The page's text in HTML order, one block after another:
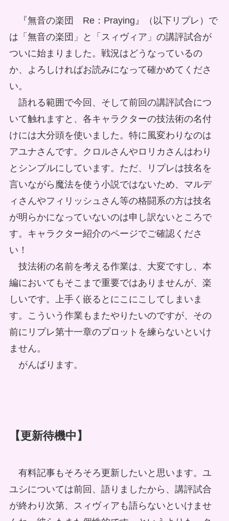
『無音の楽団 Re：Praying』（以下リプレ）で
は「無音の楽団」と「スィヴィア」の講評試合が
ついに始まりました。戦況はどうなっているの
か、よろしければお読みになって確かめてくださ
い。
語れる範囲で今回、そして前回の講評試合につ
いて触れますと、各キャラクターの技法術の名付
けには大分頭を使いました。特に風変わりなのは
アユナさんです。クロルさんやロリカさんはわり
とシンプルにしています。ただ、リプレは技名を
言いながら魔法を使う小説ではないため、マルデ
ィさんやフィリッシュさん等の格闘系の方は技名
が明らかになっていないのは申し訳ないところで
す。キャラクター紹介のページでご確認くださ
い！
技法術の名前を考える作業は、大変ですし、本
編においてもそこまで重要ではありませんが、楽
しいです。上手く嵌るとにこにこしてしまいま
す。こういう作業もまたやりたいのですが、その
前にリプレ第十一章のプロットを練らないといけ
ません。
がんばります。
【更新待機中】
有料記事もそろそろ更新したいと思います。ユ
ユシについては前回、語りましたから、講評試合
が終わり次第、スィヴィアも語らないといけませ